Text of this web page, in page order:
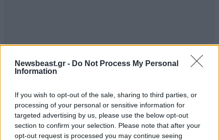
Newsbeast.gr - Do Not Process My Personal
Information
If you wish to opt-out of the sale, sharing to third parties, or
processing of your personal or sensitive information for
targeted advertising by us, please use the below opt-out
section to confirm your selection. Please note that after your
opt-out request is processed you may continue seeing
Απαντήστε 1 2
Ο κάθε ένας ότι χρειάζεται βλέπει.
Απαντήστε 1